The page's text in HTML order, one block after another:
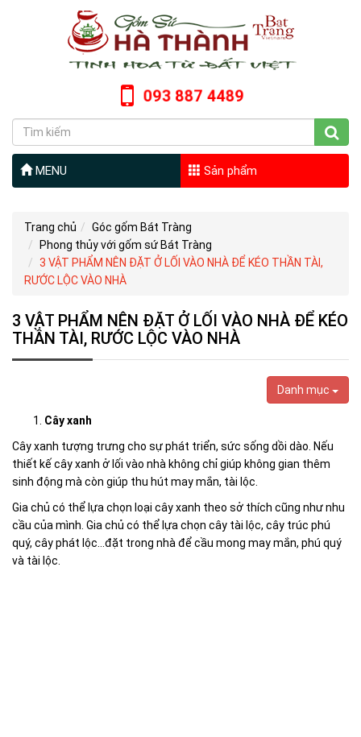
093 887 4489
MENU Sản phẩm
Trang chủ
Góc gốm Bát Tràng
Phong thủy với gốm sứ Bát Tràng
3 VẬT PHẨM NÊN ĐẶT Ở LỐI VÀO NHÀ ĐỂ KÉO THẦN TÀI,
RƯỚC LỘC VÀO NHÀ
3 VẬT PHẨM NÊN ĐẶT Ở LỐI VÀO NHÀ ĐỂ KÉO
THẦN TÀI, RƯỚC LỘC VÀO NHÀ
Danh mục
Cây xanh
Cây xanh tượng trưng cho sự phát triển, sức sống dồi dào. Nếu
thiết kế cây xanh ở lối vào nhà không chỉ giúp không gian thêm
sinh động mà còn giúp thu hút may mắn, tài lộc.
Gia chủ có thể lựa chọn loại cây xanh theo sở thích cũng như nhu
cầu của mình. Gia chủ có thể lựa chọn cây tài lộc, cây trúc phú
quý, cây phát lộc...đặt trong nhà để cầu mong may mắn, phú quý
và tài lộc.